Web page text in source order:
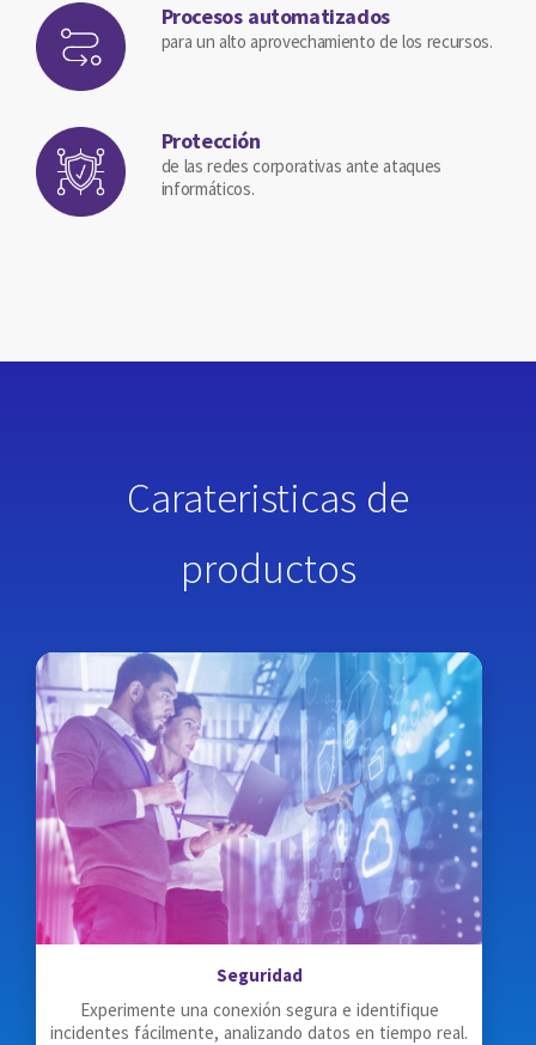
Procesos automatizados
para un alto aprovechamiento de los recursos.
Protección
de las redes corporativas ante ataques
informáticos.
Carateristicas de
productos
Seguridad
Experimente una conexión segura e identifique
incidentes fácilmente, analizando datos en tiempo real.